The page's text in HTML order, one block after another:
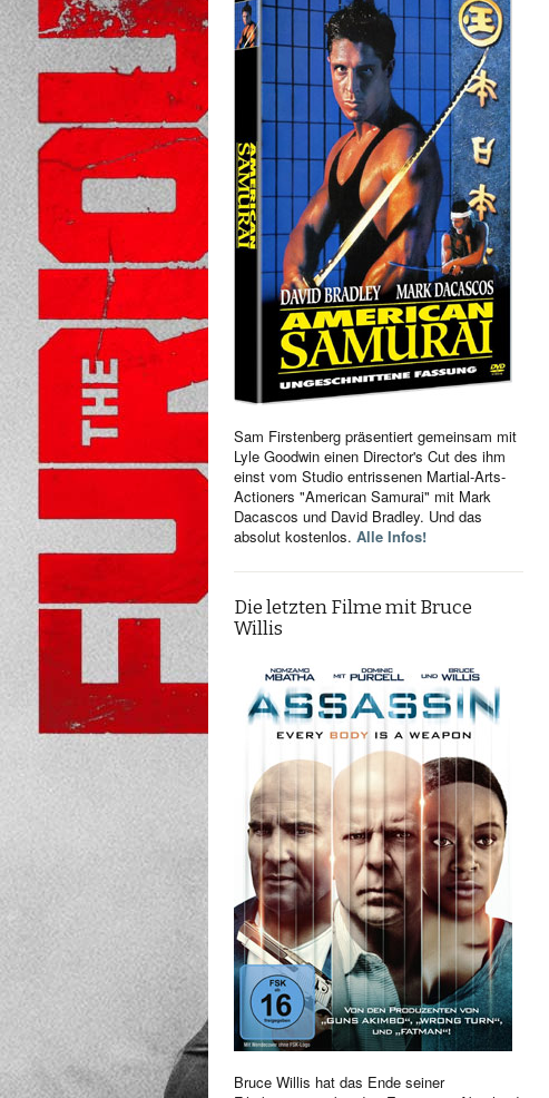
Sam Firstenberg präsentiert gemeinsam mit
Lyle Goodwin einen Director's Cut des ihm
einst vom Studio entrissenen Martial-Arts-
Actioners "American Samurai" mit Mark
Dacascos und David Bradley. Und das
absolut kostenlos. Alle Infos!
Die letzten Filme mit Bruce
Willis
Bruce Willis hat das Ende seiner